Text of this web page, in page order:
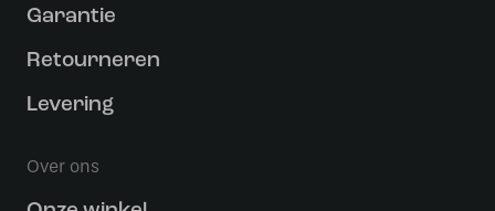
Garantie
Retourneren
Levering
Over ons